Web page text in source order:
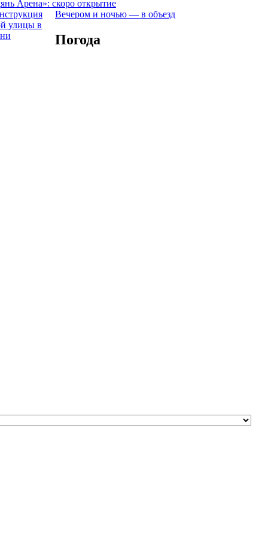
Арена»: скоро открытие
Вечером и ночью — в объезд
Погода